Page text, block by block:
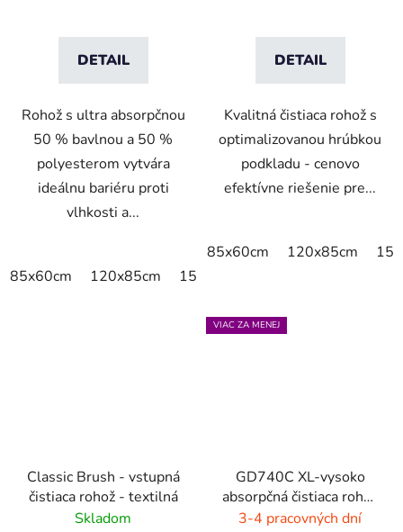
DETAIL
Rohož s ultra absorpčnou
50 % bavlnou a 50 %
polyesterom vytvára
ideálnu bariéru proti
vlhkosti a...
85x60cm 120x85cm 150x85cm
DETAIL
Kvalitná čistiaca rohož s
optimalizovanou hrúbkou
podkladu - cenovo
efektívne riešenie pre...
85x60cm 120x85cm
Classic Brush - vstupná
čistiaca rohož - textilná
Skladom
VIAC ZA MENEJ
GD740C XL-vysoko
absorpčná čistiaca rohož
- 4 farby
3-4 pracovných dní